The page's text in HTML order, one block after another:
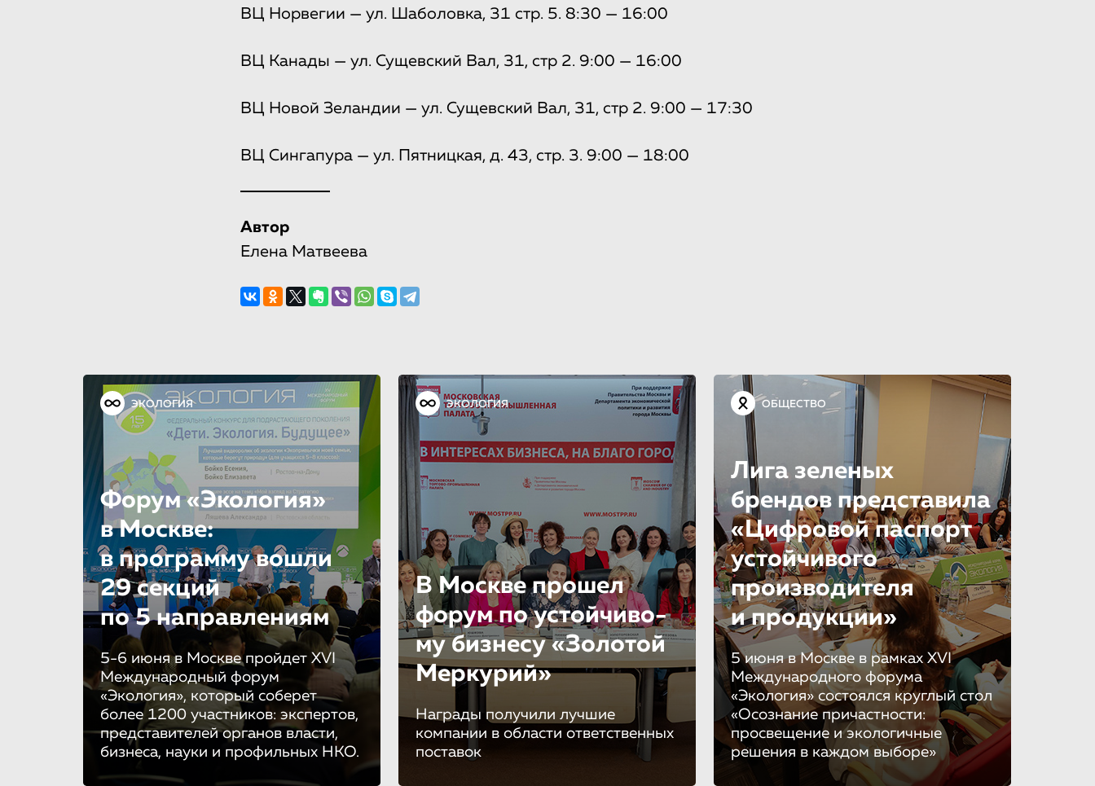
ВЦ Норвегии — ул. Шаболовка, 31 стр. 5. 8:30 — 16:00
ВЦ Канады — ул. Сущевский Вал, 31, стр 2. 9:00 — 16:00
ВЦ Новой Зеландии — ул. Сущевский Вал, 31, стр 2. 9:00 — 17:30
ВЦ Сингапура — ул. Пятницкая, д. 43, стр. 3. 9:00 — 18:00
Автор
Елена Матвеева
ЭКОЛОГИЯ
Форум «Экология»
в Москве:
в программу вошли
29 секций
по 5 направле­ни­ям
5-6 июня в Москве пройдет XVI
Международный форум
«Экология», который соберет
более 1200 участников: экспертов,
представителей органов власти,
бизнеса, науки и профильных НКО.
ЭКОЛОГИЯ
В Москве прошел
форум по устойчиво­
му бизнесу «Золотой
Меркурий»
Награды получили лучшие
компании в области ответственных
поставок
ОБЩЕСТВО
Лига зеленых
брендов представила
«Цифровой паспорт
устойчивого
производителя
и продукции»
5 июня в Москве в рамках XVI
Международного форума
«Экология» состоялся круглый стол
«Осознание причастности:
просвещение и экологичные
решения в каждом выборе»